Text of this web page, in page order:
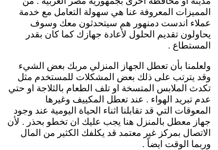
المميزات المعروفة عنا هي سهولة التعامل مع خدمة
عملاء اندست دمنهور هم سيتحدثون معك وسوف
يحاولون تقديم الحلول لأعادة جهازك كما كان بقدر
المستطاع .
ولعلمنا بأن تعطل الجهاز المنزلي مربك بعض الشيء
وقد يترتب على ذلك بعض المشكلات للمستخدم مثل
تكدث الملابس المتسخة او تلف الطعام بالثلاجة او حتي
عدم تبريد الهواء . عند تعطل المكييف وغيرها
المعوقات التي قد تقابلنا اثناء الحياة اليومية عند وجود
جهاز معطل بالمنزل هنا يجب عليك ان تخطو بحذر . لأن
الاتصال بمركز غير معتمد قد يكلفك الكثير من المال
وربما الوقت ايضاً .